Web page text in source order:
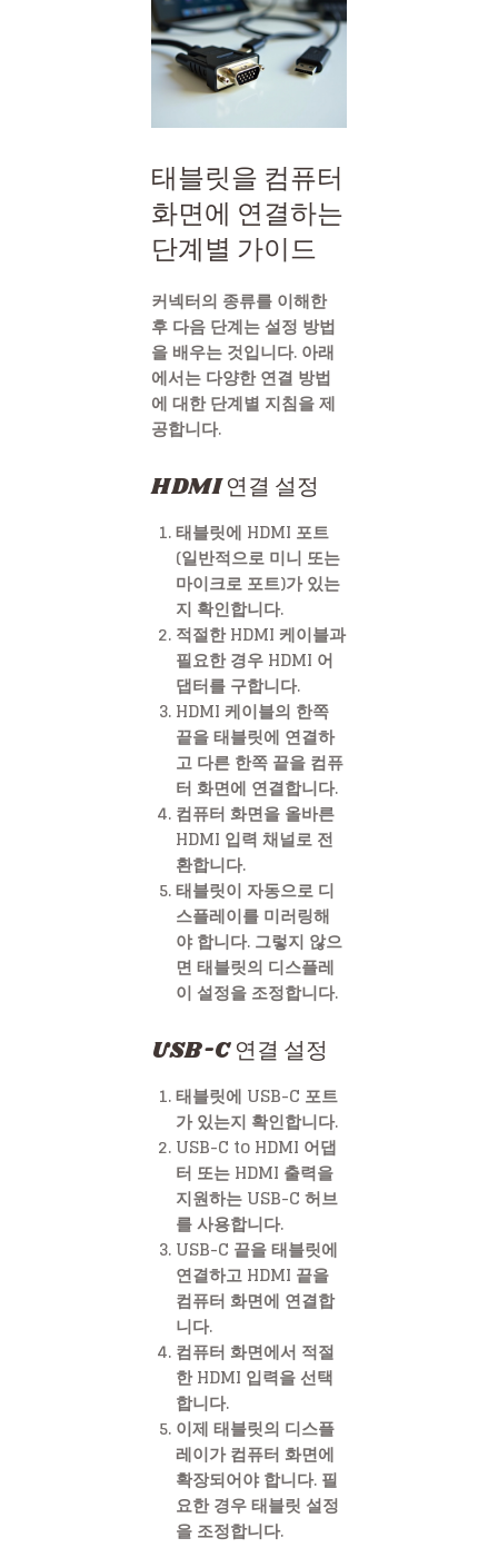
태블릿을 컴퓨터
화면에 연결하는
단계별 가이드
커넥터의 종류를 이해한
후 다음 단계는 설정 방법
을 배우는 것입니다. 아래
에서는 다양한 연결 방법
에 대한 단계별 지침을 제
공합니다.
HDMI 연결 설정
태블릿에 HDMI 포트
(일반적으로 미니 또는
마이크로 포트)가 있는
지 확인합니다.
적절한 HDMI 케이블과
필요한 경우 HDMI 어
댑터를 구합니다.
HDMI 케이블의 한쪽
끝을 태블릿에 연결하
고 다른 한쪽 끝을 컴퓨
터 화면에 연결합니다.
컴퓨터 화면을 올바른
HDMI 입력 채널로 전
환합니다.
태블릿이 자동으로 디
스플레이를 미러링해
야 합니다. 그렇지 않으
면 태블릿의 디스플레
이 설정을 조정합니다.
USB-C 연결 설정
태블릿에 USB-C 포트
가 있는지 확인합니다.
USB-C to HDMI 어댑
터 또는 HDMI 출력을
지원하는 USB-C 허브
를 사용합니다.
USB-C 끝을 태블릿에
연결하고 HDMI 끝을
컴퓨터 화면에 연결합
니다.
컴퓨터 화면에서 적절
한 HDMI 입력을 선택
합니다.
이제 태블릿의 디스플
레이가 컴퓨터 화면에
확장되어야 합니다. 필
요한 경우 태블릿 설정
을 조정합니다.